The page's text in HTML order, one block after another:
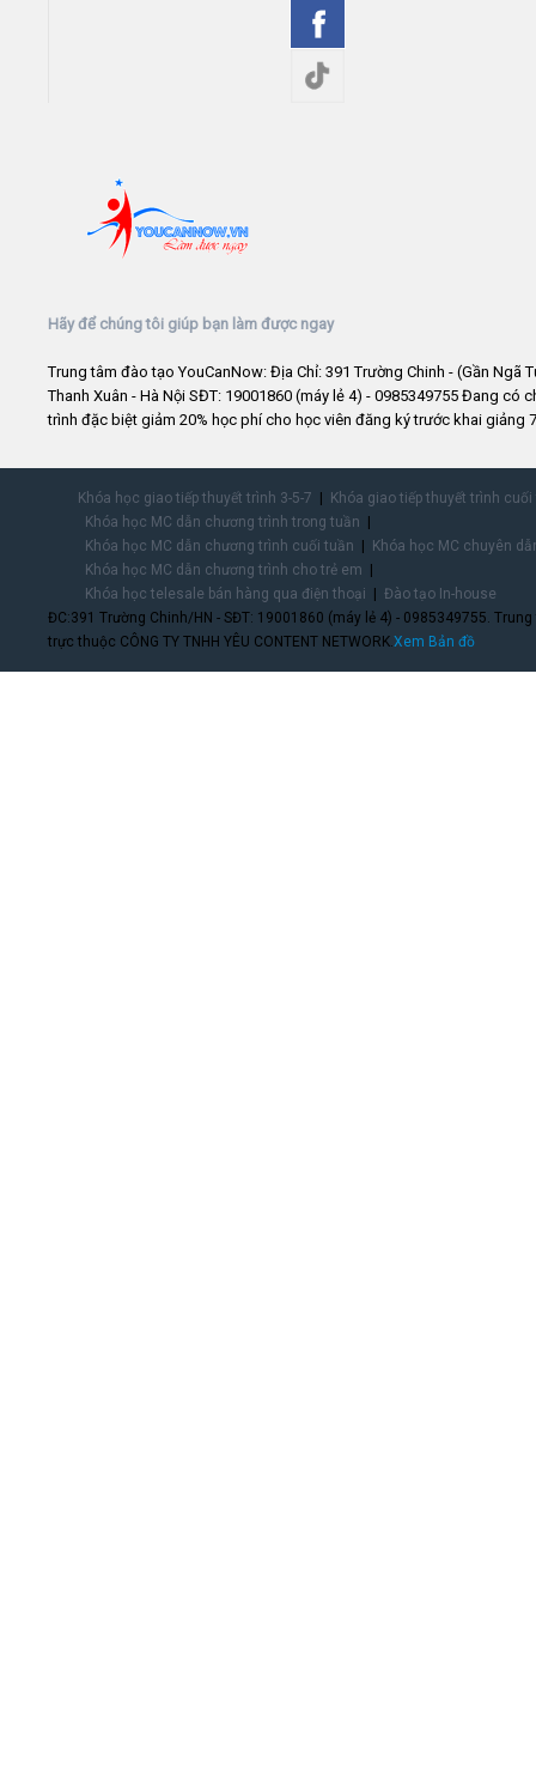
Hãy để chúng tôi giúp bạn làm được ngay
Trung tâm đào tạo YouCanNow: Địa Chỉ: 391 Trường Chinh - (Gần Ngã
Thanh Xuân - Hà Nội SĐT: 19001860 (máy lẻ 4) - 0985349755 Đang có
trình đặc biệt giảm 20% học phí cho học viên đăng ký trước khai giảng
Khóa học giao tiếp thuyết trình 3-5-7
Khóa giao tiếp thuyết trình
Khóa học MC dẫn chương trình trong tuần
Khóa học MC dẫn chương trình cuối tuần
Khóa học MC chuyên
Khóa học MC dẫn chương trình cho trẻ em
Khóa học telesale bán hàng qua điện thoại
Đào tạo In-house
ĐC:391 Trường Chinh/HN - SĐT: 19001860 (máy lẻ 4) - 0985349755.
trực thuộc CÔNG TY TNHH YÊU CONTENT NETWORK.Xem Bản đồ